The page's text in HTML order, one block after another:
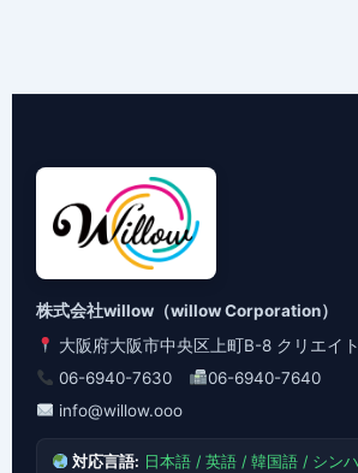
株式会社willow（willow Corporation）
大阪府大阪市中央区上町B-8 クリエイ
06-6940-7630
06-6940-7640
info@willow.ooo
対応言語: 日本語 / 英語 / 韓国語 / シン